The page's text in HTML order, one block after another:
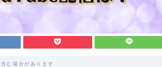
む場合があります